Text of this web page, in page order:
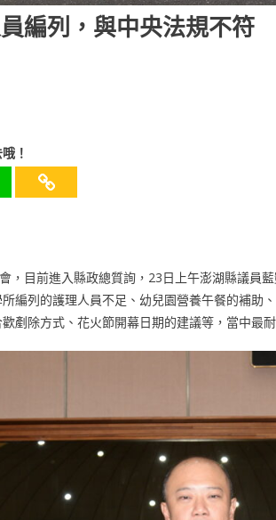
編列，與中央法規不符
！
目前進入縣政總質詢，23日上午澎湖縣議員
編列的護理人員不足、幼兒園營養午餐的補助
剷除方式、花火節開幕日期的建議等，當中最